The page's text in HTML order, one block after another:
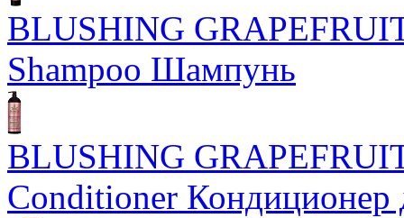
BLUSHING
Shampoo Шампунь
BLUSHING
Conditioner Кондиционер